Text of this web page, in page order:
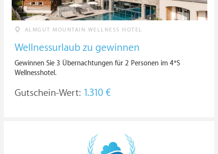
ALMGUT MOUNTAIN WELLNESS HOTEL
Wellnessurlaub zu gewinnen
Gewinnen Sie 3 Übernachtungen für 2 Personen im 4*S
Wellnesshotel.
Gutschein-Wert: 1.310 €